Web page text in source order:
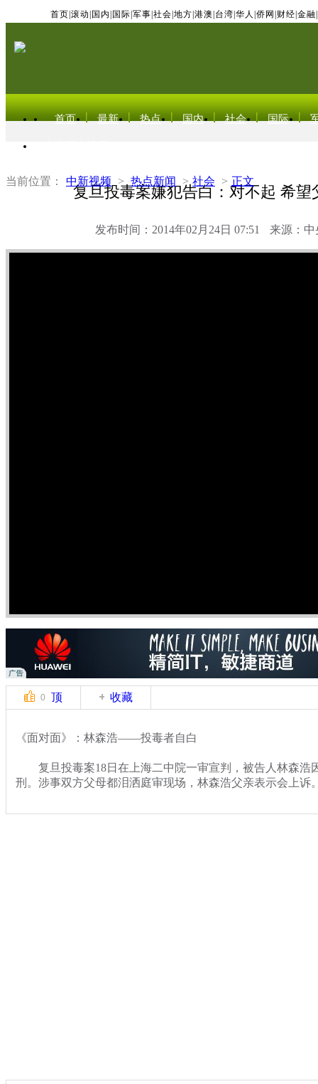
首页 滚动 国内 国际 军事 社会 地方 港澳 台湾 华人 侨网 财经 金融
首页 最新 热点 国内 社会 国际
当前位置： 中新视频 > 热点新闻 > 社会 > 正文
复旦投毒案嫌犯告白：对不起 希望
发布时间：2014年02月24日 07:51 来源：中
0 顶 收藏
《面对面》：林森浩——投毒者自白
复旦投毒案18日在上海二中院一审宣判，被告人林森浩
刑。涉事双方父母都泪洒庭审现场，林森浩父亲表示会上诉